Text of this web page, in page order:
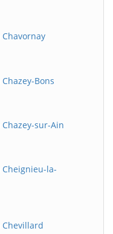
Bons
sur-Ain
la-